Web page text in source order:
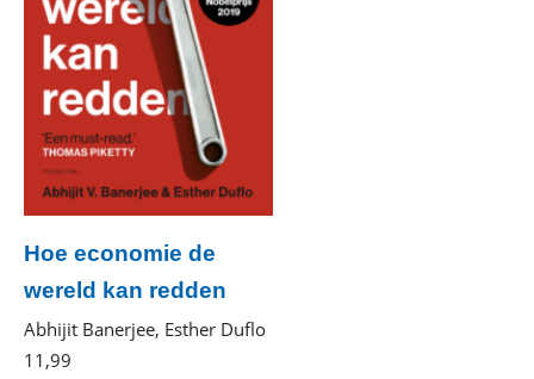
Hoe economie de
wereld kan redden
Abhijit Banerjee, Esther Duflo
11 ,99